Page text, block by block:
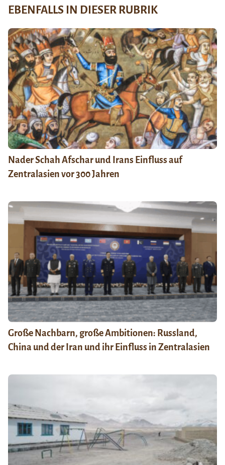
EBENFALLS IN DIESER RUBRIK
Nader Schah Afschar und Irans Einfluss auf
Zentralasien vor 300 Jahren
Große Nachbarn, große Ambitionen: Russland,
China und der Iran und ihr Einfluss in Zentralasien